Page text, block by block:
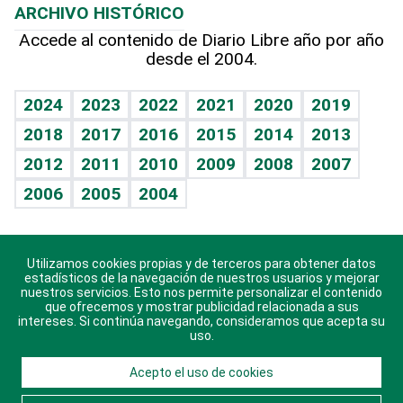
Hablando con el pediatra
Vida y familia
Eñe
Celebrando la vida
Sin complejos
En pocas palabras
Escuchando al corazón
Economía Personal
Línea de hit
TBT Deportivo
Más firmas
Hecho en casa
Guía del dinero
Cumpleaños
Horóscopos
Crucigramas
ARCHIVO HISTÓRICO
Accede al contenido de Diario Libre año por año
desde el 2004.
2024 2023 2022 2021 2020
2019
2018
2017 2016 2015 2014
2013
2012
2011 2010 2009 2008
2007
2006
2005 2004
Descarga nuestras aplicaciones para Android, iOS y
sistema Huawei.
© 2021 Diario Libre, todos los derechos reservados.
Utilizamos cookies propias y de terceros para obtener datos
estadísticos de la navegación de nuestros usuarios y mejorar
nuestros servicios. Esto nos permite personalizar el contenido
que ofrecemos y mostrar publicidad relacionada a sus
intereses. Si continúa navegando, consideramos que acepta su
uso.
Acepto el uso de cookies